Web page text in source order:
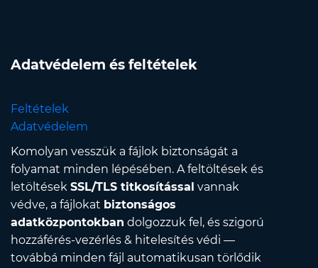
Adatvédelem és feltételek
Feltételek
Adatvédelem
Komolyan vesszük a fájlok biztonságát a
folyamat minden lépésében. A feltöltések és
letöltések SSL/TLS titkosítással vannak
védve, a fájlokat biztonságos
adatközpontokban dolgozzuk fel, és szigorú
hozzáférés-vezérlés & hitelesítés védi —
továbbá minden fájl automatikusan törlődik